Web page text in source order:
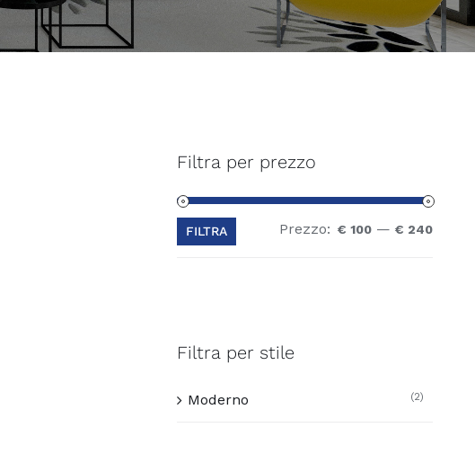
Filtra per prezzo
FILTRA Prezzo: € 100 — € 240
Filtra per stile
Moderno (2)